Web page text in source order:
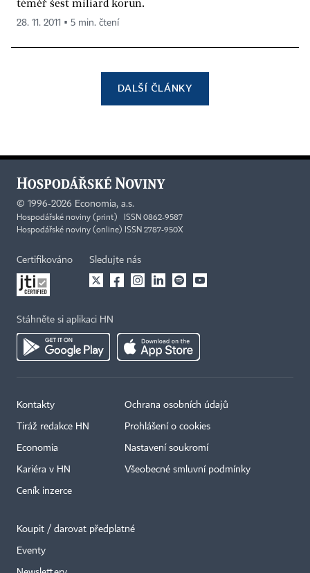
téměř šest miliard korun.
28. 11. 2011 ▪ 5 min. čtení
DALŠÍ ČLÁNKY
© 1996-2026 Economia, a.s.
Hospodářské noviny (print) ISSN 0862-9587
Hospodářské noviny (online) ISSN 2787-950X
Certifikováno Sledujte nás
Stáhněte si aplikaci HN
Kontakty
Tiráž redakce HN
Economia
Kariéra v HN
Ceník inzerce
Ochrana osobních údajů
Prohlášení o cookies
Nastavení soukromí
Všeobecné smluvní podmínky
Koupit / darovat předplatné
Eventy